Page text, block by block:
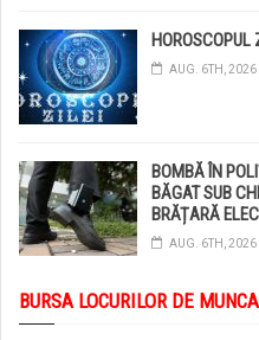
HOROSCOPUL
AUG. 6TH, 2026
BOMBĂ ÎN
BĂGAT SUB
BRĂȚARĂ
AUG. 6TH, 2026
BURSA LOCURILOR DE MUNCA